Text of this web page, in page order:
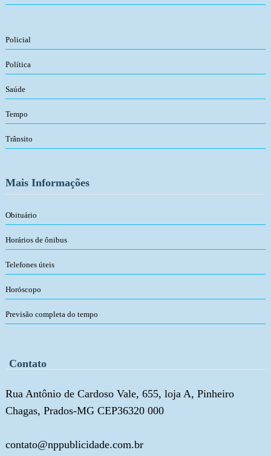
Policial
Política
Saúde
Tempo
Trânsito
Mais Informações
Obituário
Horários de ônibus
Telefones úteis
Horóscopo
Previsão completa do tempo
Contato
Rua Antônio de Cardoso Vale, 655, loja A, Pinheiro
Chagas, Prados-MG CEP36320 000
contato@nppublicidade.com.br